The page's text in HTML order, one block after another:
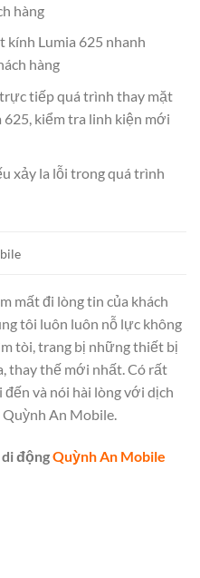
hàng
kính Lumia 625 nhanh
hàng
tiếp quá trình thay mặt
kiểm tra linh kiện mới
xảy la lỗi trong quá trình
mất đi lòng tin của khách
tôi luôn luôn nỗ lực không
tòi, trang bị những thiết bị
thay thế mới nhất. Có rất
và nói hài lòng với dịch
An Mobile.
độngQuỳnh An Mobile